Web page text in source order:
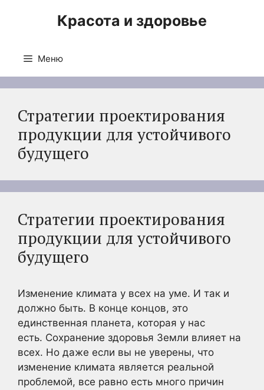
Красота и здоровье
Меню
Стратегии проектирования
продукции для устойчивого
будущего
Стратегии проектирования
продукции для устойчивого
будущего
Изменение климата у всех на уме. И так и
должно быть. В конце концов, это
единственная планета, которая у нас
есть. Сохранение здоровья Земли влияет на
всех. Но даже если вы не уверены, что
изменение климата является реальной
проблемой, все равно есть много причин